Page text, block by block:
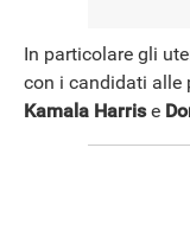
In particolare gli
con i candidati alle
Kamala Harrise